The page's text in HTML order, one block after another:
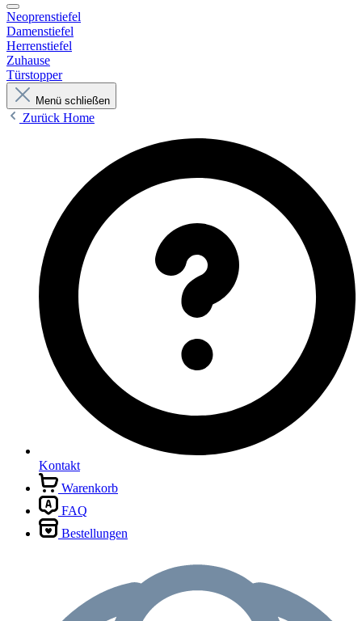
Neoprenstiefel
Damenstiefel
Herrenstiefel
Zuhause
Türstopper
Menü schließen
Zurück Home
Kontakt
Warenkorb
FAQ
Bestellungen